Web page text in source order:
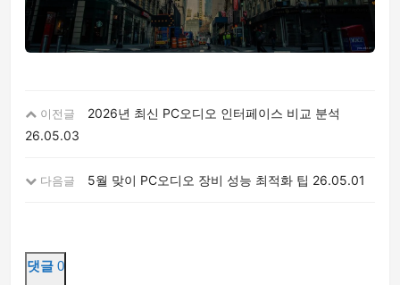
이전글
2026년 최신 PC오디오 인터페이스 비교 분석
26.05.03
다음글 5월 맞이 PC오디오 장비 성능 최적화 팁 26.05.01
댓글 0